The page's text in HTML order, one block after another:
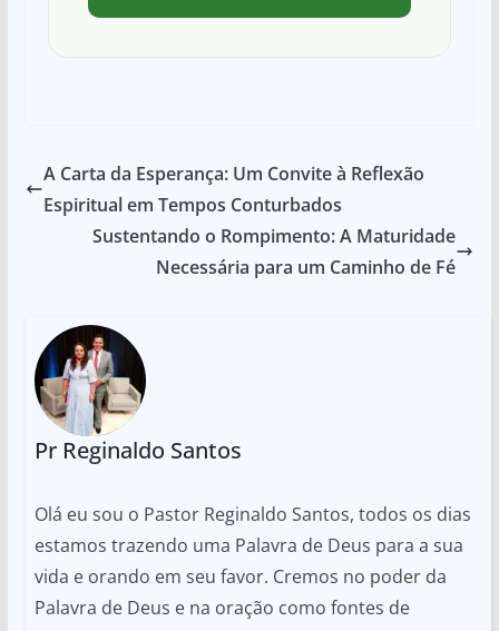
A Carta da Esperança: Um Convite à Reflexão
Espiritual em Tempos Conturbados
Sustentando o Rompimento: A Maturidade
Necessária para um Caminho de Fé
Pr Reginaldo Santos
Olá eu sou o Pastor Reginaldo Santos, todos os dias
estamos trazendo uma Palavra de Deus para a sua
vida e orando em seu favor. Cremos no poder da
Palavra de Deus e na oração como fontes de